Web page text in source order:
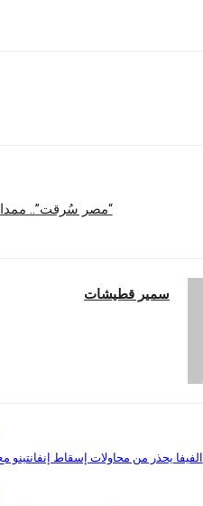
“مصر سُرقت”..
سمير قطيشات
الفيفا يحذر من محاولات إسقاط إنفانتينو